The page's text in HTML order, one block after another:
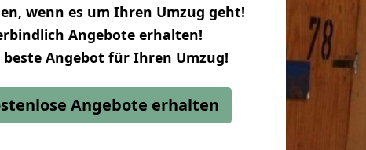
wenn es um Ihren Umzug geht!
Angebote erhalten!
beste Angebot für Ihren Umzug!
Angebote erhalten